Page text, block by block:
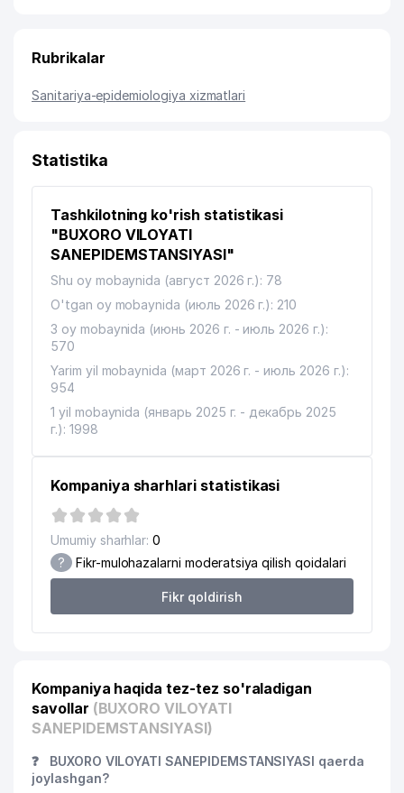
Rubrikalar
Sanitariya-epidemiologiya xizmatlari
Statistika
Tashkilotning ko'rish statistikasi
"BUXORO VILOYATI
SANEPIDEMSTANSIYASI"
Shu oy mobaynida (август 2026 г.): 78
O'tgan oy mobaynida (июль 2026 г.): 210
3 oy mobaynida (июнь 2026 г. - июль 2026 г.):
570
Yarim yil mobaynida (март 2026 г. - июль 2026 г.):
954
1 yil mobaynida (январь 2025 г. - декабрь 2025
г.): 1998
Kompaniya sharhlari statistikasi
Umumiy sharhlar: 0
? Fikr-mulohazalarni moderatsiya qilish qoidalari
Fikr qoldirish
Kompaniya haqida tez-tez so'raladigan
savollar (BUXORO VILOYATI
SANEPIDEMSTANSIYASI)
❓
BUXORO VILOYATI SANEPIDEMSTANSIYASI qaerda
joylashgan?